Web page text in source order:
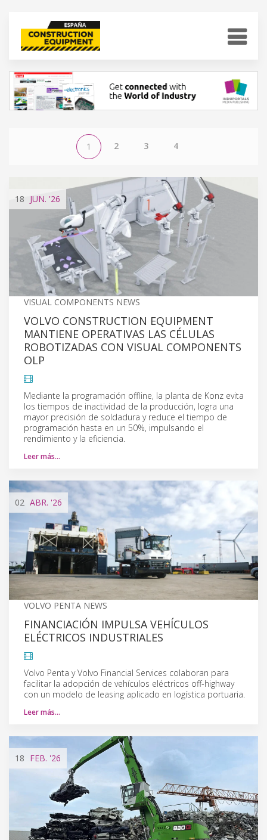
1 2 3 4
18 JUN. '26
VISUAL COMPONENTS NEWS
VOLVO CONSTRUCTION EQUIPMENT
MANTIENE OPERATIVAS LAS CÉLULAS
ROBOTIZADAS CON VISUAL COMPONENTS
OLP
Mediante la programación offline, la planta de Konz evita
los tiempos de inactividad de la producción, logra una
mayor precisión de soldadura y reduce el tiempo de
programación hasta en un 50%, impulsando el
rendimiento y la eficiencia.
Leer más…
02 ABR. '26
VOLVO PENTA NEWS
FINANCIACIÓN IMPULSA VEHÍCULOS
ELÉCTRICOS INDUSTRIALES
Volvo Penta y Volvo Financial Services colaboran para
facilitar la adopción de vehículos eléctricos off-highway
con un modelo de leasing aplicado en logística portuaria.
Leer más…
18 FEB. '26